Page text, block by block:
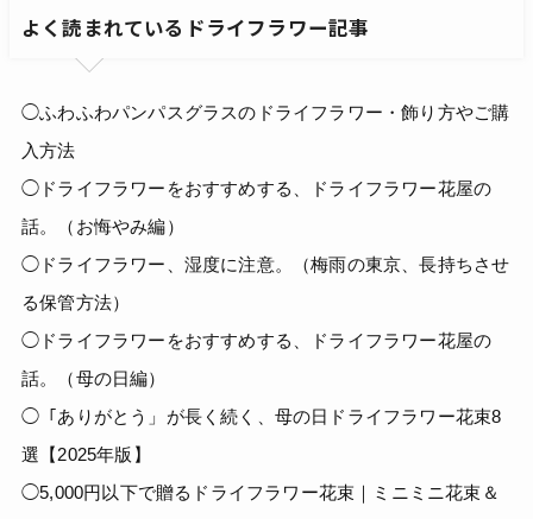
よく読まれているドライフラワー記事
◯ふわふわパンパスグラスのドライフラワー・飾り方やご購
入方法
◯ドライフラワーをおすすめする、ドライフラワー花屋の
話。（お悔やみ編）
◯ドライフラワー、湿度に注意。（梅雨の東京、長持ちさせ
る保管方法）
◯ドライフラワーをおすすめする、ドライフラワー花屋の
話。（母の日編）
◯「ありがとう」が長く続く、母の日ドライフラワー花束8
選【2025年版】
◯5,000円以下で贈るドライフラワー花束｜ミニミニ花束＆